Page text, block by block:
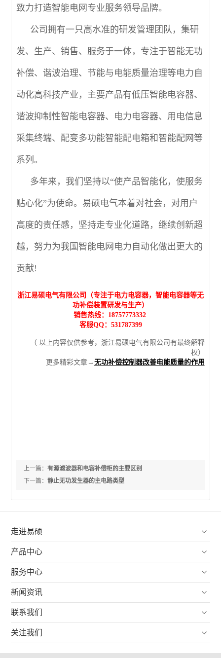
致力打造智能电网专业服务领导品牌。
公司拥有一只高水准的研发管理团队，集研
发、生产、销售、服务于一体，专注于智能无功
补偿、谐波治理、节能与电能质量治理等电力自
动化高科技产业，主要产品有低压智能电容器、
谐波抑制性智能电容器、电力电容器、用电信息
采集终端、配变多功能智能配电箱和智能配网等
系列。
多年来，我们坚持以“使产品智能化，使服务
贴心化”为使命。易硕电气本着对社会，对用户
高度的责任感，坚持走专业化道路，继续创新超
越，努力为我国智能电网电力自动化做出更大的
贡献!
浙江易硕电气有限公司（专注于电力电容器，智能电容器等无
功补偿装置研发与生产）
销售热线：18757773332
客服QQ：531787399
（ 以上内容仅供参考，浙江易硕电气有限公司有最终解释
权）
更多精彩文章→ 无功补偿控制器改善电能质量的作用
上一篇：有源滤波器和电容补偿柜的主要区别
下一篇：静止无功发生器的主电路类型
走进易硕 
产品中心 
服务中心 
新闻资讯 
联系我们 
关注我们 